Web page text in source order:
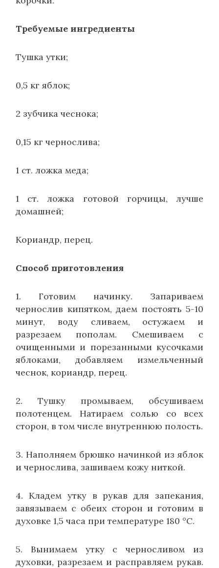
Требуемые ингредиенты
Тушка утки;
0,5 кг яблок;
2 зубчика чеснока;
0,15 кг чернослива;
1 ст. ложка меда;
1 ст. ложка готовой горчицы, лучше
домашней;
Кориандр, перец.
Способ приготовления
1. Готовим начинку. Запариваем
чернослив кипятком, даем постоять 5-10
минут, воду сливаем, остужаем и
разрезаем пополам. Смешиваем с
очищенными и порезанными кусочками
яблоками, добавляем измельченный
чеснок, кориандр, перец.
2. Тушку промываем, обсушиваем
полотенцем. Натираем солью со всех
сторон, в том числе внутреннюю полость.
3. Наполняем брюшко начинкой из яблок
и чернослива, зашиваем кожу ниткой.
4. Кладем утку в рукав для запекания,
завязываем с обеих сторон и готовим в
духовке 1,5 часа при температуре 180 °C.
5. Вынимаем утку с черносливом из
духовки, разрезаем и расправляем рукав.